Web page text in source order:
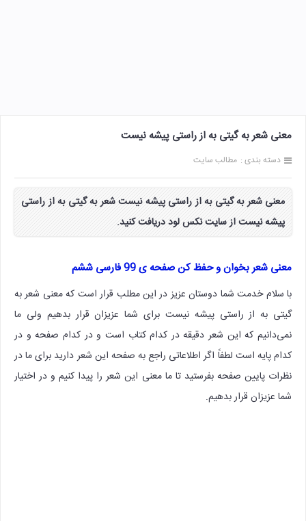
معنی شعر به گیتی به از راستی پیشه نیست
دسته بندی : مطالب سایت
معنی شعر به گیتی به از راستی پیشه نیست شعر به گیتی به از راستی
پیشه نیست از سایت نکس لود دریافت کنید.
معنی شعر بخوان و حفظ کن صفحه ی 99 فارسی ششم
با سلام خدمت شما دوستان عزیز در این مطلب قرار است که معنی شعر به
گیتی به از راستی پیشه نیست برای شما عزیزان قرار بدهیم ولی ما
نمی‌دانیم که این شعر دقیقه در کدام کتاب است و در کدام صفحه و در
کدام پایه است لطفاً اگر اطلاعاتی راجع به صفحه این شعر دارید برای ما در
نظرات پایین صفحه بفرستید تا ما معنی این شعر را پیدا کنیم و در اختیار
شما عزیزان قرار بدهیم.